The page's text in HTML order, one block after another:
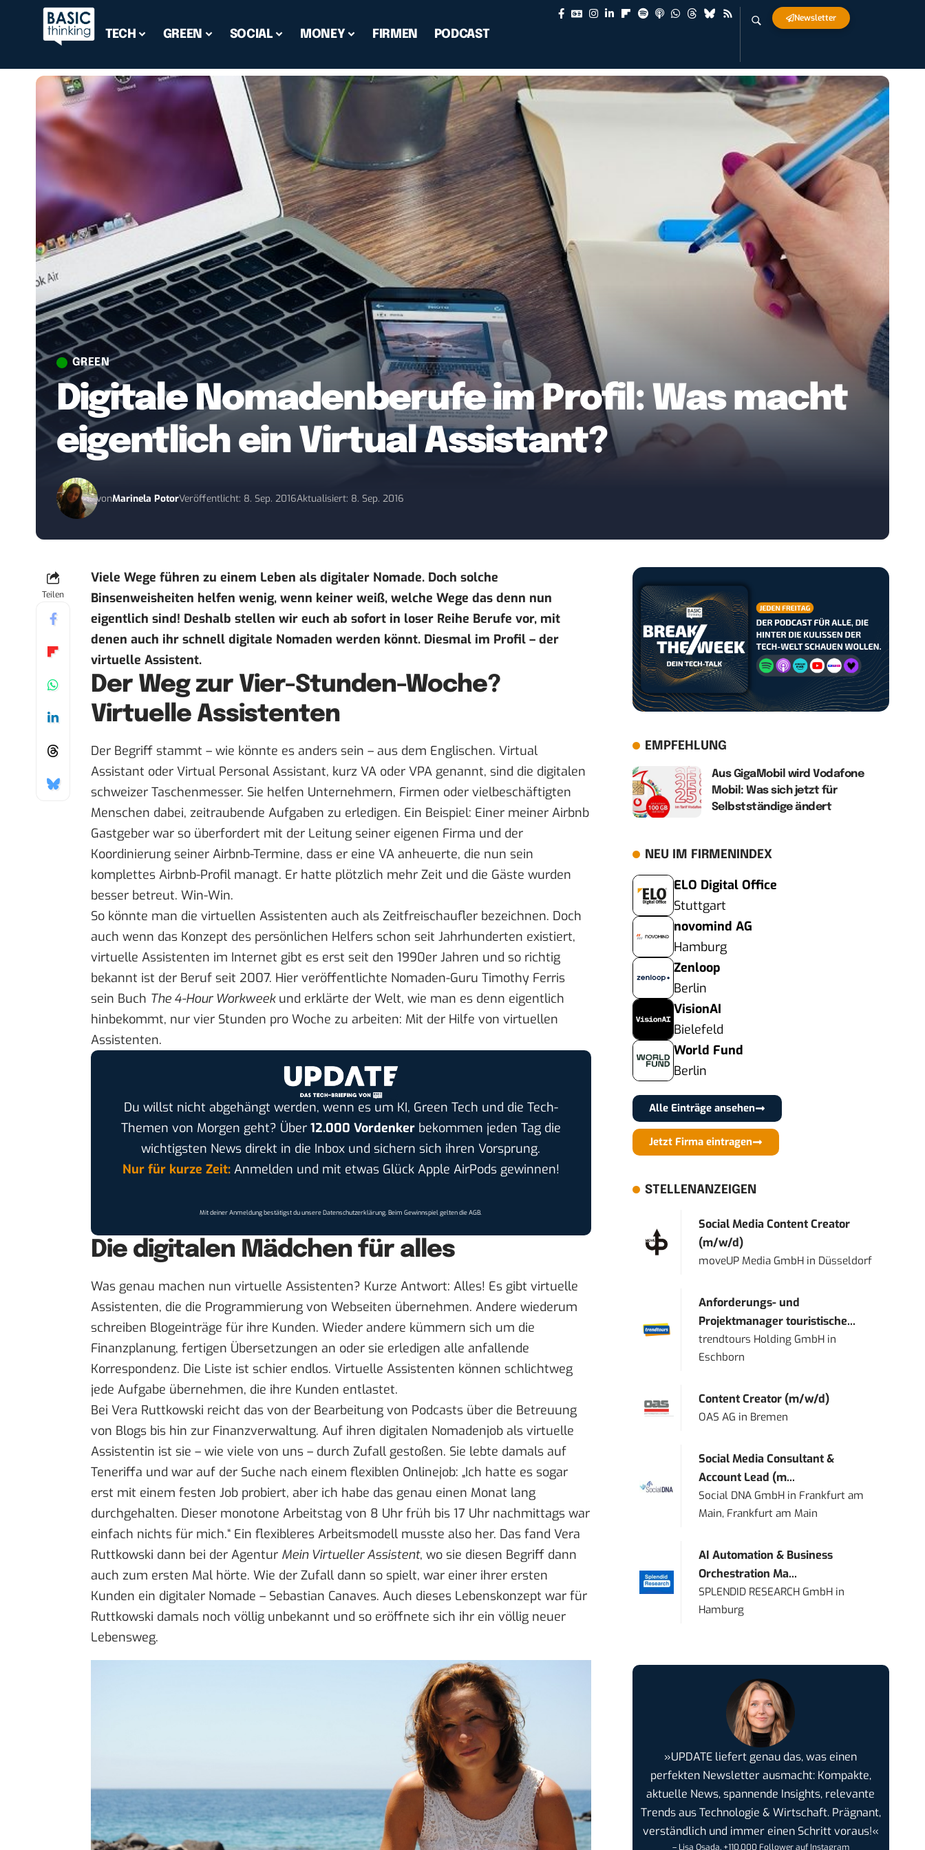
TECH GREEN SOCIAL MONEY FIRMEN PODCAST
Newsletter
GREEN
Digitale Nomadenberufe im Profil: Was macht
eigentlich ein Virtual Assistant?
vonMarinela PotorVeröffentlicht: 8. Sep. 2016Aktualisiert: 8. Sep. 2016
Teilen
Viele Wege führen zu einem Leben als digitaler Nomade. Doch solche
Binsenweisheiten helfen wenig, wenn keiner weiß, welche Wege das denn nun
eigentlich sind! Deshalb stellen wir euch ab sofort in loser Reihe Berufe vor, mit
denen auch ihr schnell digitale Nomaden werden könnt. Diesmal im Profil – der
virtuelle Assistent.
Der Weg zur Vier-Stunden-Woche?
Virtuelle Assistenten
Der Begriff stammt – wie könnte es anders sein – aus dem Englischen. Virtual
Assistant oder Virtual Personal Assistant, kurz VA oder VPA genannt, sind die digitalen
schweizer Taschenmesser. Sie helfen Unternehmern, Firmen oder vielbeschäftigten
Menschen dabei, zeitraubende Aufgaben zu erledigen. Ein Beispiel: Einer meiner Airbnb
Gastgeber war so überfordert mit der Leitung seiner eigenen Firma und der
Koordinierung seiner Airbnb-Termine, dass er eine VA anheuerte, die nun sein
komplettes Airbnb-Profil managt. Er hatte plötzlich mehr Zeit und die Gäste wurden
besser betreut. Win-Win.
So könnte man die virtuellen Assistenten auch als Zeitfreischaufler bezeichnen. Doch
auch wenn das Konzept des persönlichen Helfers schon seit Jahrhunderten existiert,
virtuelle Assistenten im Internet gibt es erst seit den 1990er Jahren und so richtig
bekannt ist der Beruf seit 2007. Hier veröffentlichte Nomaden-Guru Timothy Ferris
sein Buch The 4-Hour Workweekund erklärte der Welt, wie man es denn eigentlich
hinbekommt, nur vier Stunden pro Woche zu arbeiten: Mit der Hilfe von virtuellen
Assistenten.
Du willst nicht abgehängt werden, wenn es um KI, Green Tech und die Tech-
Themen von Morgen geht? Über 12.000 Vordenkerbekommen jeden Tag die
wichtigsten News direkt in die Inbox und sichern sich ihren Vorsprung.
Nur für kurze Zeit:Anmelden und mit etwas Glück Apple AirPods gewinnen!
Mit deiner Anmeldung bestätigst du unsereDatenschutzerklärung. Beim Gewinnspiel gelten dieAGB.
Die digitalen Mädchen für alles
Was genau machen nun virtuelle Assistenten? Kurze Antwort: Alles! Es gibt virtuelle
Assistenten, die die Programmierung von Webseiten übernehmen. Andere wiederum
schreiben Blogeinträge für ihre Kunden. Wieder andere kümmern sich um die
Finanzplanung, fertigen Übersetzungen an oder sie erledigen alle anfallende
Korrespondenz. Die Liste ist schier endlos. Virtuelle Assistenten können schlichtweg
jede Aufgabe übernehmen, die ihre Kunden entlastet.
Bei Vera Ruttkowski reicht das von der Bearbeitung von Podcasts über die Betreuung
von Blogs bis hin zur Finanzverwaltung. Auf ihren digitalen Nomadenjob als virtuelle
Assistentin ist sie – wie viele von uns – durch Zufall gestoßen. Sie lebte damals auf
Teneriffa und war auf der Suche nach einem flexiblen Onlinejob: „Ich hatte es sogar
erst mit einem festen Job probiert, aber ich habe das genau einen Monat lang
durchgehalten. Dieser monotone Arbeitstag von 8 Uhr früh bis 17 Uhr nachmittags war
einfach nichts für mich.“ Ein flexibleres Arbeitsmodell musste also her. Das fand Vera
Ruttkowski dann bei der Agentur Mein Virtueller Assistent, wo sie diesen Begriff dann
auch zum ersten Mal hörte. Wie der Zufall dann so spielt, war einer ihrer ersten
Kunden ein digitaler Nomade – Sebastian Canaves. Auch dieses Lebenskonzept war für
Ruttkowski damals noch völlig unbekannt und so eröffnete sich ihr ein völlig neuer
Lebensweg.
EMPFEHLUNG
Aus GigaMobil wird Vodafone
Mobil: Was sich jetzt für
Selbstständige ändert
NEU IM FIRMENINDEX
ELO Digital Office
Stuttgart
novomind AG
Hamburg
Zenloop
Berlin
VisionAI
Bielefeld
World Fund
Berlin
Alle Einträge ansehen
Jetzt Firma eintragen
STELLENANZEIGEN
Social Media Content Creator
(m/w/d)
moveUP Media GmbH in Düsseldorf
Anforderungs- und
Projektmanager touristische...
trendtours Holding GmbH in
Eschborn
Content Creator (m/w/d)
OAS AG in Bremen
Social Media Consultant &
Account Lead (m...
Social DNA GmbH in Frankfurt am
Main, Frankfurt am Main
AI Automation & Business
Orchestration Ma...
SPLENDID RESEARCH GmbH in
Hamburg
»UPDATE liefert genau das, was einen
perfekten Newsletter ausmacht: Kompakte,
aktuelle News, spannende Insights, relevante
Trends aus Technologie & Wirtschaft. Prägnant,
verständlich und immer einen Schritt voraus!«
– Lisa Osada, +110.000 Follower auf Instagram